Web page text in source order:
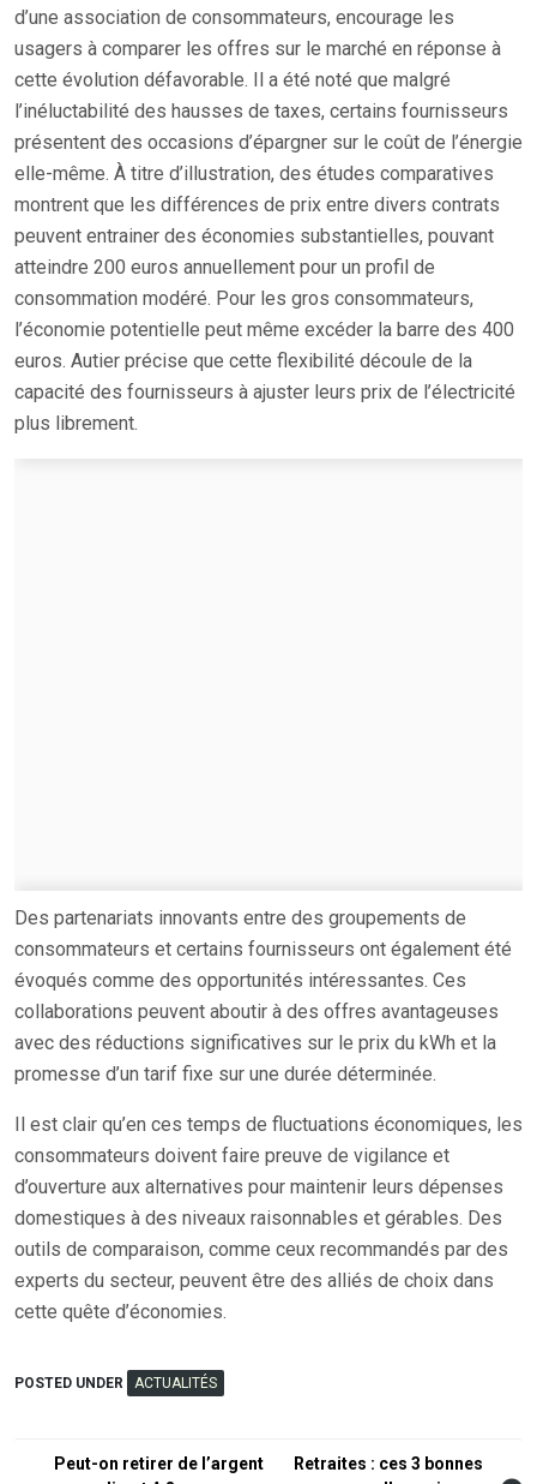
d’une association de consommateurs, encourage les
usagers à comparer les offres sur le marché en réponse à
cette évolution défavorable. Il a été noté que malgré
l’inéluctabilité des hausses de taxes, certains fournisseurs
présentent des occasions d’épargner sur le coût de l’énergie
elle-même. À titre d’illustration, des études comparatives
montrent que les différences de prix entre divers contrats
peuvent entrainer des économies substantielles, pouvant
atteindre 200 euros annuellement pour un profil de
consommation modéré. Pour les gros consommateurs,
l’économie potentielle peut même excéder la barre des 400
euros. Autier précise que cette flexibilité découle de la
capacité des fournisseurs à ajuster leurs prix de l’électricité
plus librement.
Des partenariats innovants entre des groupements de
consommateurs et certains fournisseurs ont également été
évoqués comme des opportunités intéressantes. Ces
collaborations peuvent aboutir à des offres avantageuses
avec des réductions significatives sur le prix du kWh et la
promesse d’un tarif fixe sur une durée déterminée.
Il est clair qu’en ces temps de fluctuations économiques, les
consommateurs doivent faire preuve de vigilance et
d’ouverture aux alternatives pour maintenir leurs dépenses
domestiques à des niveaux raisonnables et gérables. Des
outils de comparaison, comme ceux recommandés par des
experts du secteur, peuvent être des alliés de choix dans
cette quête d’économies.
POSTED UNDER ACTUALITÉS
Navigation
Peut-on retirer de l’argent
Retraites : ces 3 bonnes